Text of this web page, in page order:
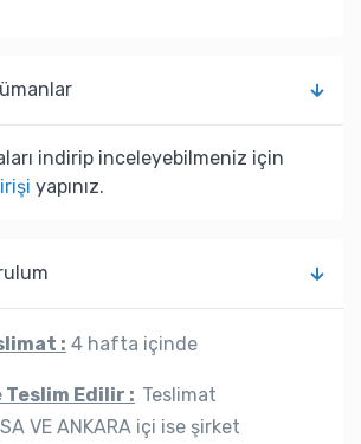
indirip inceleyebilmeniz için
yapınız.
: 4 hafta içinde
Teslim Edilir : Teslimat
VE ANKARA içi ise şirket